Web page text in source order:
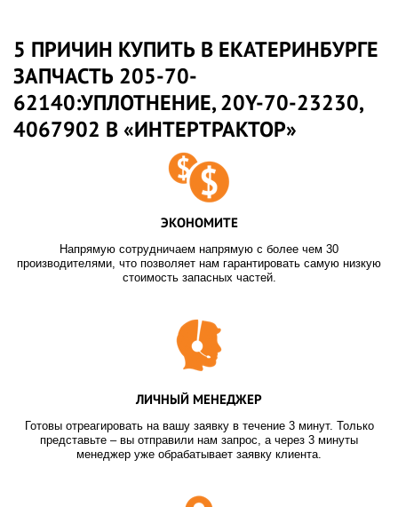
5 ПРИЧИН КУПИТЬ В ЕКАТЕРИНБУРГЕ
ЗАПЧАСТЬ 205-70-
62140:УПЛОТНЕНИЕ, 20Y-70-23230,
4067902 В «ИНТЕРТРАКТОР»
ЭКОНОМИТЕ
Напрямую сотрудничаем напрямую с более чем 30
производителями, что позволяет нам гарантировать самую низкую
стоимость запасных частей.
ЛИЧНЫЙ МЕНЕДЖЕР
Готовы отреагировать на вашу заявку в течение 3 минут. Только
представьте – вы отправили нам запрос, а через 3 минуты
менеджер уже обрабатывает заявку клиента.